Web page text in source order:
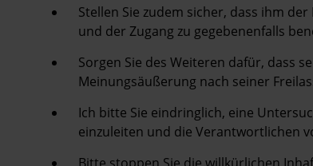
Stellen Sie zudem sicher, dass ihm
und der Zugang zu gegebenenfalls
Sorgen Sie des Weiteren dafür, dass
Meinungsäußerung nach seiner
Ich bitte Sie eindringlich, eine
einzuleiten und die Verantwortlichen